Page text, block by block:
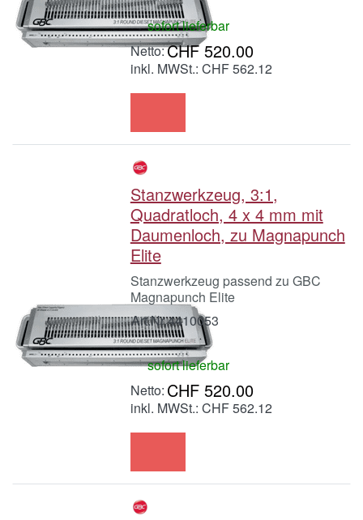
sofort lieferbar
CHF 520.00
inkl. MWSt.: CHF 562.12
Stanzwerkzeug, 3:1,
Quadratloch, 4 x 4 mm mit
Daumenloch, zu Magnapunch
Elite
Stanzwerkzeug passend zu GBC
Magnapunch Elite
Art.Nr.4410053
sofort lieferbar
CHF 520.00
inkl. MWSt.: CHF 562.12